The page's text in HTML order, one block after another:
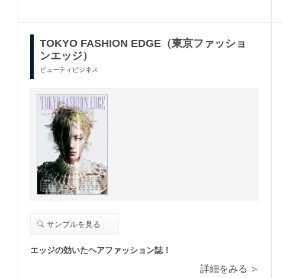
TOKYO FASHION EDGE（東京ファッショ
ンエッジ）
ビューティビジネス
サンプルを見る
エッジの効いたヘアファッション誌！
詳細をみる ＞